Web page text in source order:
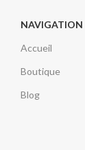
NAVIGATION
Accueil
Boutique
Blog